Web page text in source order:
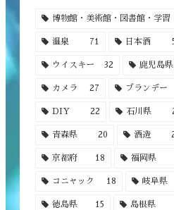
博物館・美術館・図書館・学習
温泉 71 日本酒
ウイスキー 32 鹿児島県
カメラ 27 ブランデー
DIY 22 石川県
青森県 20 酒造
京都府 18 福岡県
コニャック 18 岐阜県
徳島県 15 島根県